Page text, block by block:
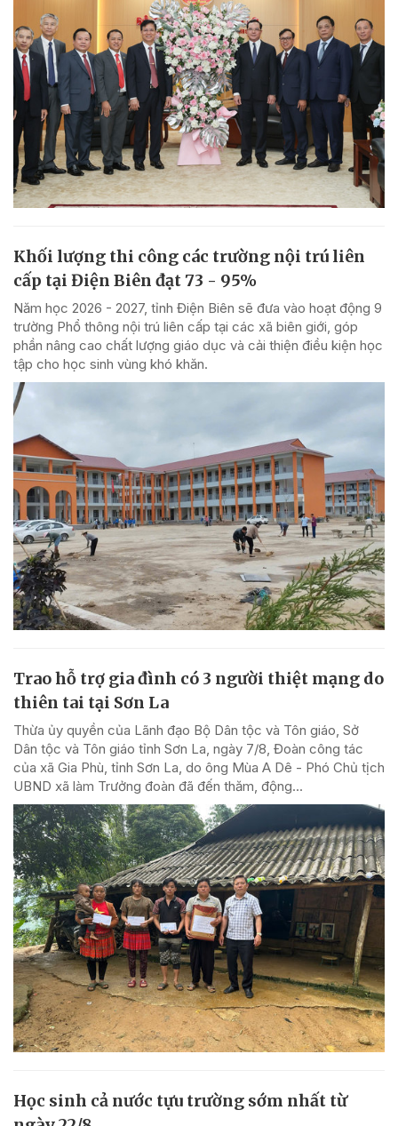
Khối lượng thi công các trường nội trú liên
cấp tại Điện Biên đạt 73 - 95%
Năm học 2026 - 2027, tỉnh Điện Biên sẽ đưa vào hoạt động 9
trường Phổ thông nội trú liên cấp tại các xã biên giới, góp
phần nâng cao chất lượng giáo dục và cải thiện điều kiện học
tập cho học sinh vùng khó khăn.
Trao hỗ trợ gia đình có 3 người thiệt mạng do
thiên tai tại Sơn La
Thừa ủy quyền của Lãnh đạo Bộ Dân tộc và Tôn giáo, Sở
Dân tộc và Tôn giáo tỉnh Sơn La, ngày 7/8, Đoàn công tác
của xã Gia Phù, tỉnh Sơn La, do ông Mùa A Dê - Phó Chủ tịch
UBND xã làm Trưởng đoàn đã đến thăm, động...
Học sinh cả nước tựu trường sớm nhất từ